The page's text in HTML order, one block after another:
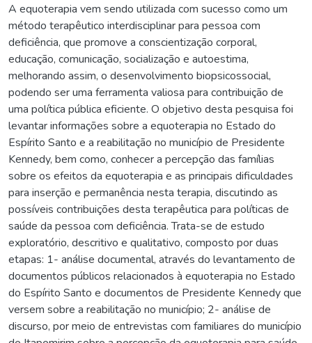
A equoterapia vem sendo utilizada com sucesso como um
método terapêutico interdisciplinar para pessoa com
deficiência, que promove a conscientização corporal,
educação, comunicação, socialização e autoestima,
melhorando assim, o desenvolvimento biopsicossocial,
podendo ser uma ferramenta valiosa para contribuição de
uma política pública eficiente. O objetivo desta pesquisa foi
levantar informações sobre a equoterapia no Estado do
Espírito Santo e a reabilitação no município de Presidente
Kennedy, bem como, conhecer a percepção das famílias
sobre os efeitos da equoterapia e as principais dificuldades
para inserção e permanência nesta terapia, discutindo as
possíveis contribuições desta terapêutica para políticas de
saúde da pessoa com deficiência. Trata-se de estudo
exploratório, descritivo e qualitativo, composto por duas
etapas: 1- análise documental, através do levantamento de
documentos públicos relacionados à equoterapia no Estado
do Espírito Santo e documentos de Presidente Kennedy que
versem sobre a reabilitação no município; 2- análise de
discurso, por meio de entrevistas com familiares do município